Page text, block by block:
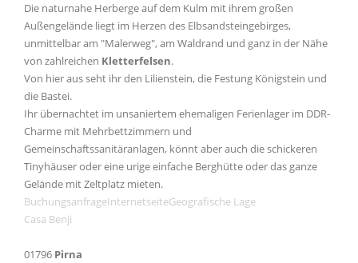
Die naturnahe Herberge auf dem Kulm mit ihrem großen
Außengelände liegt im Herzen des Elbsandsteingebirges,
unmittelbar am "Malerweg", am Waldrand und ganz in der Nähe
von zahlreichen Kletterfelsen.
Von hier aus seht ihr den Lilienstein, die Festung Königstein und
die Bastei.
Ihr übernachtet im unsaniertem ehemaligen Ferienlager im DDR-
Charme mit Mehrbettzimmern und
Gemeinschaftssanitäranlagen, könnt aber auch die schickeren
Tinyhäuser oder eine urige einfache Berghütte oder das ganze
Gelände mit Zeltplatz mieten.
BuchungsanfrageInternetseiteGeografische Lage
Casa Benji
01796 Pirna